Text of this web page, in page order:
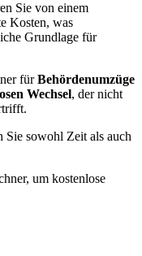
Sie von einem
Kosten, was
Grundlage für
fürBehördenumzüge
Wechsel, der nicht
Sie sowohl Zeit als auch
um kostenlose